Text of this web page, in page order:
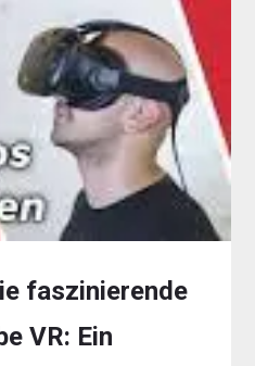
faszinierende
VR: Ein